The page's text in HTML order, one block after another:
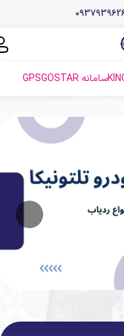
سامانه GPSGOSTAR